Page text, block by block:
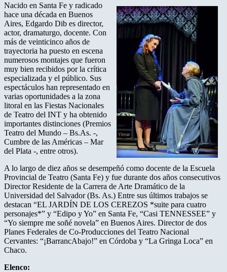
Nacido en Santa Fe y radicado
hace una década en Buenos
Aires, Edgardo Dib es director,
actor, dramaturgo, docente. Con
más de veinticinco años de
trayectoria ha puesto en escena
numerosos montajes que fueron
muy bien recibidos por la crítica
especializada y el público. Sus
espectáculos han representado en
varias oportunidades a la zona
litoral en las Fiestas Nacionales
de Teatro del INT y ha obtenido
importantes distinciones (Premios
Teatro del Mundo – Bs.As. -,
Cumbre de las Américas – Mar
del Plata -, entre otros).
A lo largo de diez años se desempeñó como docente de la Escuela
Provincial de Teatro (Santa Fe) y fue durante dos años consecutivos
Director Residente de la Carrera de Arte Dramático de la
Universidad del Salvador (Bs. As.) Entre sus últimos trabajos se
destacan “EL JARDÍN DE LOS CEREZOS *suite para cuatro
personajes*” y “Edipo y Yo” en Santa Fe, “Casi TENNESSEE” y
“Yo siempre me soñé novela” en Buenos Aires. Director de dos
Planes Federales de Co-Producciones del Teatro Nacional
Cervantes: “¡BarrancAbajo!” en Córdoba y “La Gringa Loca” en
Chaco.
Elenco: